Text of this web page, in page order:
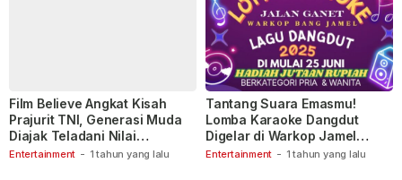
Entertainment - 1 tahun yang lalu
Film Believe Angkat Kisah
Prajurit TNI, Generasi Muda
Diajak Teladani Nilai
Keberanian
Entertainment - 1 tahun yang lalu
Tantang Suara Emasmu!
Lomba Karaoke Dangdut
Digelar di Warkop Jamel
Ganet